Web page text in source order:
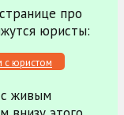
про
юристы:
с юристом
с живым